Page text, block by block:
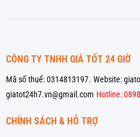
CÔNG TY TNHH GIÁ TỐT 24 GIỜ
Mã số thuế: 0314813197. Website:
giatot24h7.vn@gmail.com Hotline:
CHÍNH SÁCH & HỖ TRỢ